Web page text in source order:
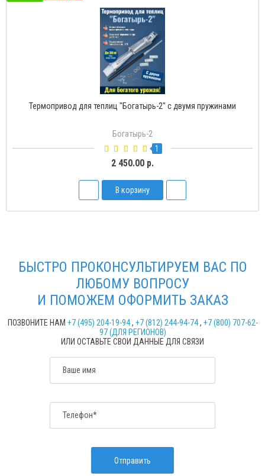
Термопривод для теплиц "Богатырь-2" с двумя пружинами
Богатырь-2
1
2 450.00 р.
В корзину
БЫСТРО ПРОКОНСУЛЬТИРУЕМ ВАС ПО
ЛЮБОМУ ВОПРОСУ
И ПОМОЖЕМ ОФОРМИТЬ ЗАКАЗ
ПОЗВОНИТЕ НАМ +7 (495) 204-19-94, +7 (812) 244-94-74, +7 (800) 707-62-
97 (ДЛЯ РЕГИОНОВ)
ИЛИ ОСТАВЬТЕ СВОИ ДАННЫЕ ДЛЯ СВЯЗИ
Ваше имя
Телефон*
Отправить